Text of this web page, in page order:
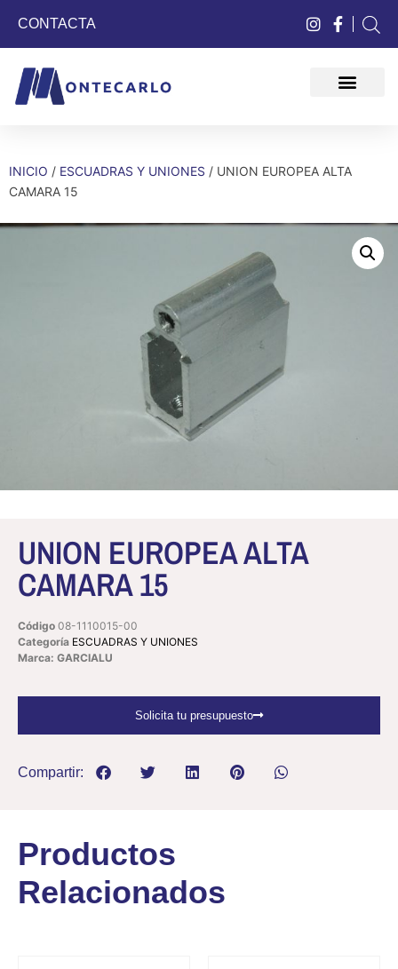
CONTACTA
INICIO / ESCUADRAS Y UNIONES / UNION EUROPEA ALTA
CAMARA 15
UNION EUROPEA ALTA
CAMARA 15
Código 08-1110015-00
Categoría ESCUADRAS Y UNIONES
Marca: GARCIALU
Solicita tu presupuesto
Compartir:
Productos
Relacionados